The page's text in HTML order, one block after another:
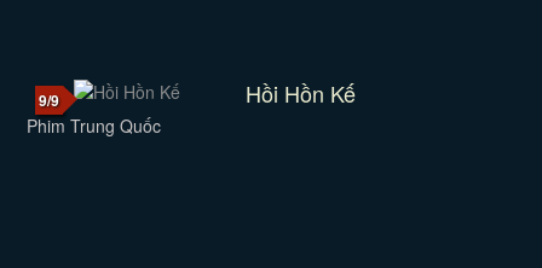
9/9 Hồi Hồn Kế
Phim Trung Quốc